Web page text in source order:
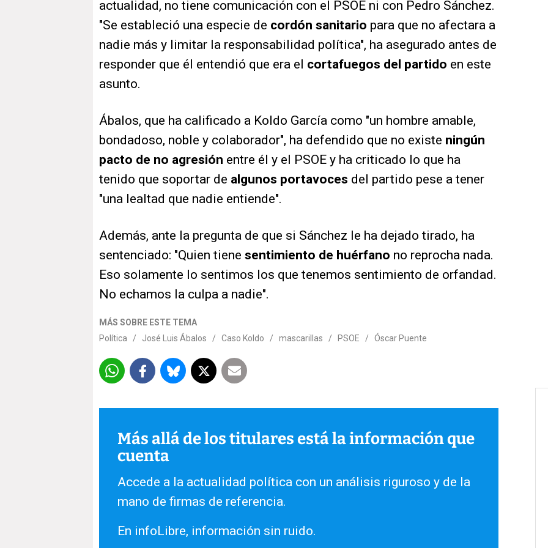
actualidad, no tiene comunicación con el PSOE ni con Pedro Sánchez.
"Se estableció una especie de cordón sanitario para que no afectara a
nadie más y limitar la responsabilidad política", ha asegurado antes de
responder que él entendió que era el cortafuegos del partido en este
asunto.
Ábalos, que ha calificado a Koldo García como "un hombre amable,
bondadoso, noble y colaborador", ha defendido que no existe ningún
pacto de no agresión entre él y el PSOE y ha criticado lo que ha
tenido que soportar de algunos portavoces del partido pese a tener
"una lealtad que nadie entiende".
Además, ante la pregunta de que si Sánchez le ha dejado tirado, ha
sentenciado: "Quien tiene sentimiento de huérfano no reprocha nada.
Eso solamente lo sentimos los que tenemos sentimiento de orfandad.
No echamos la culpa a nadie".
MÁS SOBRE ESTE TEMA
Política
/ José Luis Ábalos / Caso Koldo / mascarillas / PSOE / Óscar Puente
Más allá de los titulares está la información que
cuenta
Accede a la actualidad política con un análisis riguroso y de la
mano de firmas de referencia.
En infoLibre, información sin ruido.